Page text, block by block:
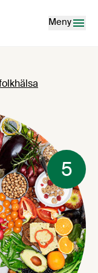
Meny
5